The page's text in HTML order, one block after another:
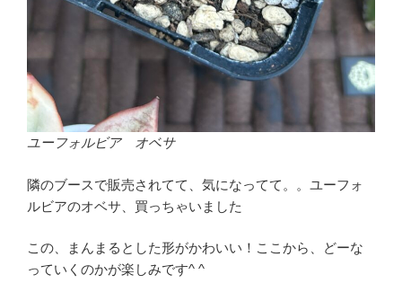
ユーフォルビア オベサ
隣のブースで販売されてて、気になってて。。ユーフォ
ルビアのオベサ、買っちゃいました
この、まんまるとした形がかわいい！ここから、どーな
っていくのかが楽しみです^ ^